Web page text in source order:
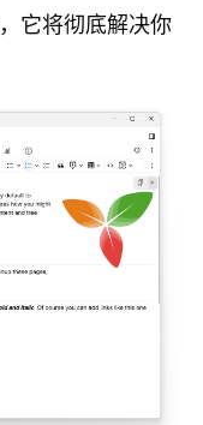
，它将彻底解决你